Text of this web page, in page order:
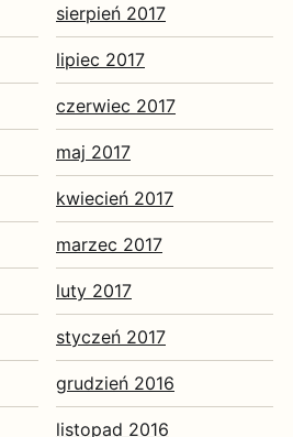
sierpień 2017
lipiec 2017
czerwiec 2017
maj 2017
kwiecień 2017
marzec 2017
luty 2017
styczeń 2017
grudzień 2016
listopad 2016